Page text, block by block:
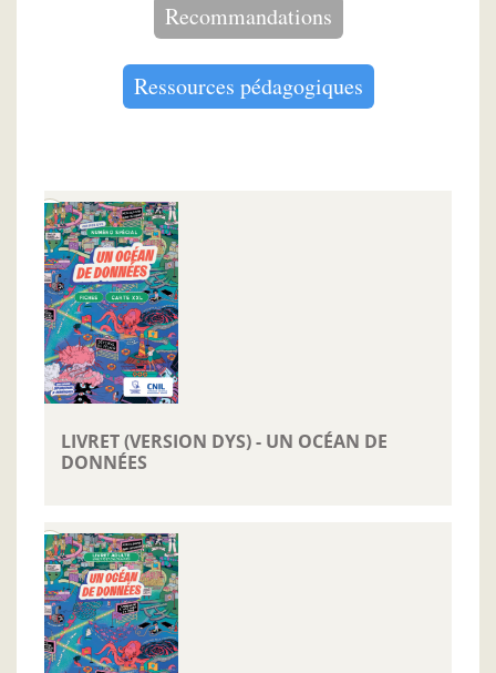
Recommandations
Ressources pédagogiques
LIVRET (VERSION DYS) - UN OCÉAN DE
DONNÉES